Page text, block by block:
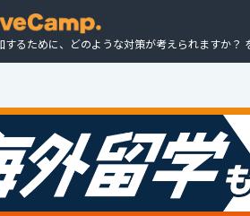
するために、どのような対策が考えられますか？